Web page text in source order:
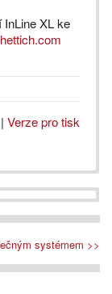
XL ke
| Verze pro tisk
systémem >>